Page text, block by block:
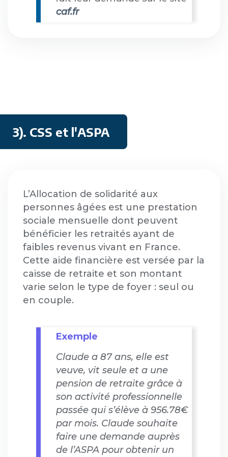
caf.fr
3). CSS et l'ASPA
L’Allocation de solidarité aux
personnes âgées est une prestation
sociale mensuelle dont peuvent
bénéficier les retraités ayant de
faibles revenus vivant en France.
Cette aide financière est versée par la
caisse de retraite et son montant
varie selon le type de foyer : seul ou
en couple.
Exemple
Claude a 87 ans, elle est
veuve, vit seule et a une
pension de retraite grâce à
son activité professionnelle
passée qui s’élève à 956.78€
par mois. Claude souhaite
faire une demande auprès
de l’ASPA pour obtenir un